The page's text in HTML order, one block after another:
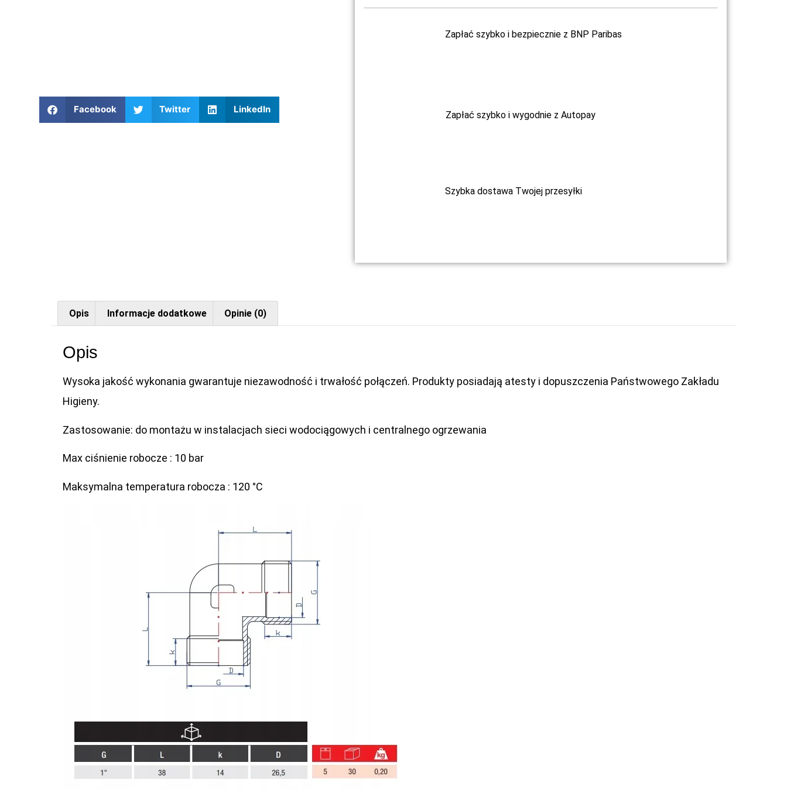
Facebook Twitter LinkedIn
Zapłać szybko i bezpiecznie z BNP Paribas
Zapłać szybko i wygodnie z Autopay
Szybka dostawa Twojej przesyłki
Opis Informacje dodatkowe Opinie (0)
Opis
Wysoka jakość wykonania gwarantuje niezawodność i trwałość połączeń. Produkty posiadają atesty i dopuszczenia Państwowego Zakładu
Higieny.
Zastosowanie: do montażu w instalacjach sieci wodociągowych i centralnego ogrzewania
Max ciśnienie robocze : 10 bar
Maksymalna temperatura robocza : 120 °C